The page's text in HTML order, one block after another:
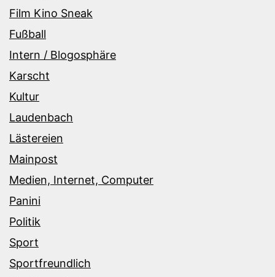
Film Kino Sneak
Fußball
Intern / Blogosphäre
Karscht
Kultur
Laudenbach
Lästereien
Mainpost
Medien, Internet, Computer
Panini
Politik
Sport
Sportfreundlich